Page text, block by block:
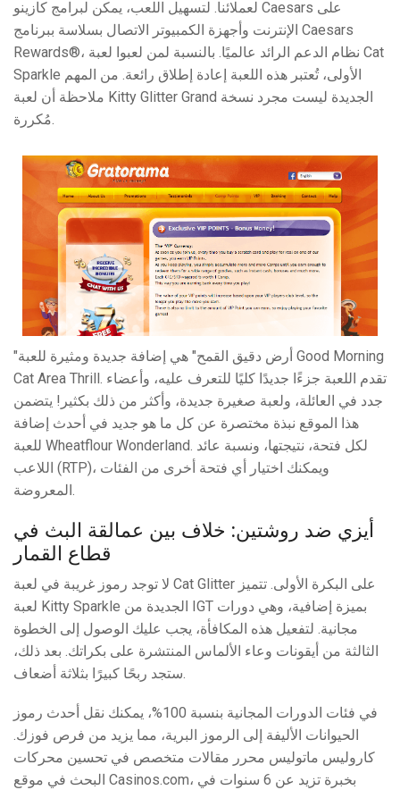
لعملائنا. لتسهيل اللعب، يمكن لبرامج كازينو Caesars على
الإنترنت وأجهزة الكمبيوتر الاتصال بسلاسة ببرنامج Caesars
Rewards®، نظام الدعم الرائد عالميًا. بالنسبة لمن لعبوا لعبة Cat
Sparkle الأولى، تُعتبر هذه اللعبة إعادة إطلاق رائعة. من المهم
ملاحظة أن لعبة Kitty Glitter Grand الجديدة ليست مجرد نسخة
"أرض دقيق القمح" هي إضافة جديدة ومثيرة للعبة Good Morning
Cat Area Thrill. تقدم اللعبة جزءًا جديدًا كليًا للتعرف عليه، وأعضاء
جدد في العائلة، ولعبة صغيرة جديدة، وأكثر من ذلك بكثير! يتضمن
هذا الموقع نبذة مختصرة عن كل ما هو جديد في أحدث إضافة
للعبة Wheatflour Wonderland. لكل فتحة، نتيجتها، ونسبة عائد
اللاعب (RTP)، ويمكنك اختيار أي فتحة أخرى من الفئات
المعروضة.
أيزي ضد روشتين: خلاف بين عمالقة البث في
قطاع القمار
لا توجد رموز غريبة في لعبة Cat Glitter على البكرة الأولى. تتميز
لعبة Kitty Sparkle الجديدة من IGT بميزة إضافية، وهي دورات
مجانية. لتفعيل هذه المكافأة، يجب عليك الوصول إلى الخطوة
الثالثة من أيقونات وعاء الألماس المنتشرة على بكراتك. بعد ذلك،
ستجد ربحًا كبيرًا بثلاثة أضعاف.
في فئات الدورات المجانية بنسبة 100%، يمكنك نقل أحدث رموز
الحيوانات الأليفة إلى الرموز البرية، مما يزيد من فرص فوزك.
كاروليس ماتوليس محرر مقالات متخصص في تحسين محركات
البحث في موقع Casinos.com، بخبرة تزيد عن 6 سنوات في